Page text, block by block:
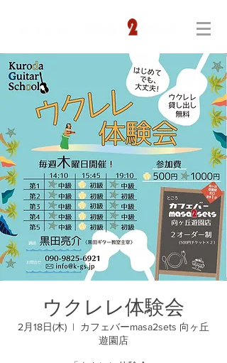
ウクレレ体験会
2月18日(木)
  |
カフェバーmasa2sets 向ヶ丘
遊園店